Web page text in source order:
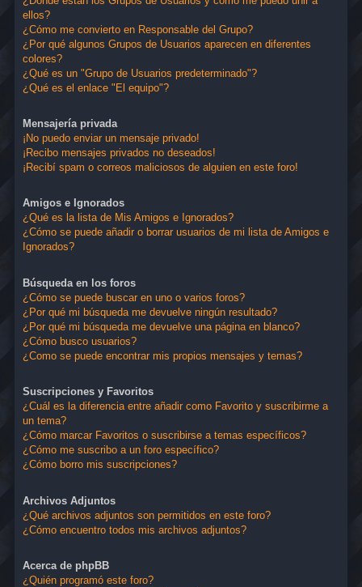
ellos?
¿Cómo me convierto en Responsable del Grupo?
¿Por qué algunos Grupos de Usuarios aparecen en diferentes
colores?
¿Qué es un "Grupo de Usuarios predeterminado"?
¿Qué es el enlace "El equipo"?
Mensajería privada
¡No puedo enviar un mensaje privado!
¡Recibo mensajes privados no deseados!
¡Recibí spam o correos maliciosos de alguien en este foro!
Amigos e Ignorados
¿Qué es la lista de Mis Amigos e Ignorados?
¿Cómo se puede añadir o borrar usuarios de mi lista de Amigos e
Ignorados?
Búsqueda en los foros
¿Cómo se puede buscar en uno o varios foros?
¿Por qué mi búsqueda me devuelve ningún resultado?
¿Por qué mi búsqueda me devuelve una página en blanco?
¿Cómo busco usuarios?
¿Como se puede encontrar mis propios mensajes y temas?
Suscripciones y Favoritos
¿Cuál es la diferencia entre añadir como Favorito y suscribirme a
un tema?
¿Cómo marcar Favoritos o suscribirse a temas específicos?
¿Cómo me suscribo a un foro específico?
¿Cómo borro mis suscripciones?
Archivos Adjuntos
¿Qué archivos adjuntos son permitidos en este foro?
¿Cómo encuentro todos mis archivos adjuntos?
Acerca de phpBB
¿Quién programó este foro?